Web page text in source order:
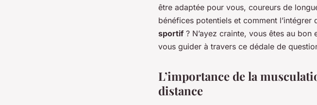
être adaptée pour vous, coureurs de
bénéfices potentiels et comment
sportif ? N’ayez crainte, vous êtes au
vous guider à travers ce dédale de
L’importance de la
distance